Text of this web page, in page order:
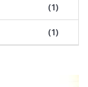
(1)
(1)